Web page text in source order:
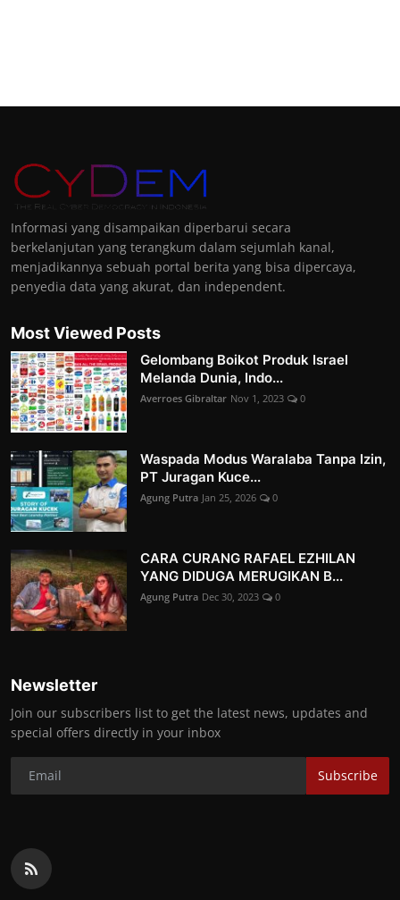
Informasi yang disampaikan diperbarui secara
berkelanjutan yang terangkum dalam sejumlah kanal,
menjadikannya sebuah portal berita yang bisa dipercaya,
penyedia data yang akurat, dan independent.
Most Viewed Posts
Gelombang Boikot Produk Israel
Melanda Dunia, Indo...
Averroes Gibraltar Nov 1, 2023 0
Waspada Modus Waralaba Tanpa Izin,
PT Juragan Kuce...
Agung Putra Jan 25, 2026 0
CARA CURANG RAFAEL EZHILAN
YANG DIDUGA MERUGIKAN B...
Agung Putra Dec 30, 2023 0
Newsletter
Join our subscribers list to get the latest news, updates and
special offers directly in your inbox
Subscribe